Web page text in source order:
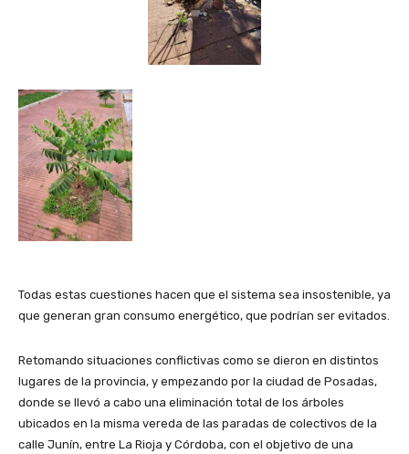
Todas estas cuestiones hacen que el sistema sea insostenible, ya
que generan gran consumo energético, que podrían ser evitados.
Retomando situaciones conflictivas como se dieron en distintos
lugares de la provincia, y empezando por la ciudad de Posadas,
donde se llevó a cabo una eliminación total de los árboles
ubicados en la misma vereda de las paradas de colectivos de la
calle Junín, entre La Rioja y Córdoba, con el objetivo de una